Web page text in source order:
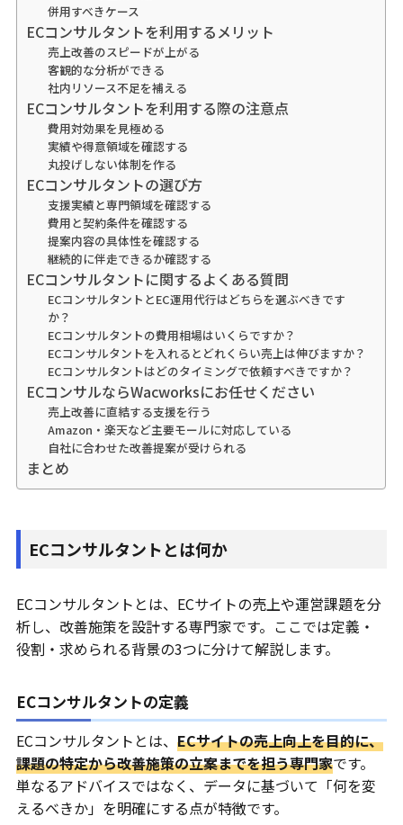
併用すべきケース
ECコンサルタントを利用するメリット
売上改善のスピードが上がる
客観的な分析ができる
社内リソース不足を補える
ECコンサルタントを利用する際の注意点
費用対効果を見極める
実績や得意領域を確認する
丸投げしない体制を作る
ECコンサルタントの選び方
支援実績と専門領域を確認する
費用と契約条件を確認する
提案内容の具体性を確認する
継続的に伴走できるか確認する
ECコンサルタントに関するよくある質問
ECコンサルタントとEC運用代行はどちらを選ぶべきです
か？
ECコンサルタントの費用相場はいくらですか？
ECコンサルタントを入れるとどれくらい売上は伸びますか？
ECコンサルタントはどのタイミングで依頼すべきですか？
ECコンサルならWacworksにお任せください
売上改善に直結する支援を行う
Amazon・楽天など主要モールに対応している
自社に合わせた改善提案が受けられる
まとめ
ECコンサルタントとは何か
ECコンサルタントとは、ECサイトの売上や運営課題を分
析し、改善施策を設計する専門家です。ここでは定義・
役割・求められる背景の3つに分けて解説します。
ECコンサルタントの定義
ECコンサルタントとは、ECサイトの売上向上を目的に、
課題の特定から改善施策の立案までを担う専門家です。
単なるアドバイスではなく、データに基づいて「何を変
えるべきか」を明確にする点が特徴です。